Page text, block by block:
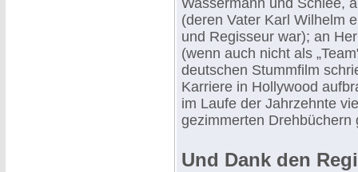
Wassermann und Schlee,
(deren Vater Karl Wilhelm
und Regisseur war); an
(wenn auch nicht als
deutschen Stummfilm
Karriere in Hollywood
im Laufe der Jahrzehnte
gezimmerten Drehbüchern
Und Dank den